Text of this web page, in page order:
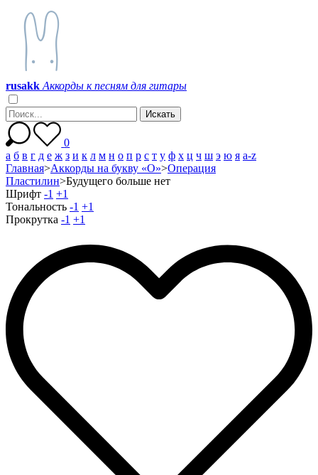
rusakk Аккорды к песням для гитары
0
а б в г д е ж з и к л м н о п р с т у ф х ц ч ш э ю я a-z
Главная>Аккорды на букву «О»>Операция
Пластилин>Будущего больше нет
Шрифт -1 +1
Тональность -1 +1
Прокрутка -1 +1